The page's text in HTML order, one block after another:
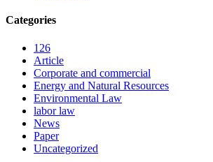
Categories
126
Article
Corporate and commercial
Energy and Natural Resources
Environmental Law
labor law
News
Paper
Uncategorized